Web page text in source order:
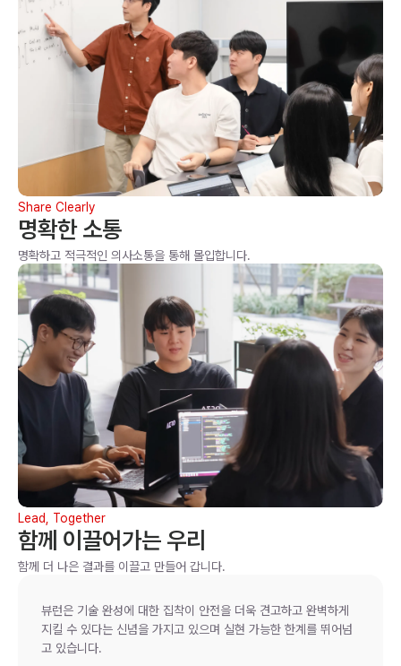
Share Clearly
명확한 소통
명확하고 적극적인 의사소통을 통해 몰입합니다.
Lead, Together
함께 이끌어가는 우리
함께 더 나은 결과를 이끌고 만들어 갑니다.
뷰런은 기술 완성에 대한 집착이 안전을 더욱 견고하고 완벽하게
지킬 수 있다는 신념을 가지고 있으며 실현 가능한 한계를 뛰어넘
고 있습니다.